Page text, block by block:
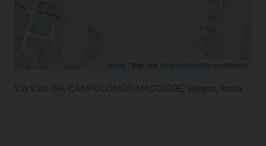
Leaflet | Map data © OpenStreetMap contributors
Via Villa 154, CAMPOLONGO MAGGIORE, Veneto, Italia